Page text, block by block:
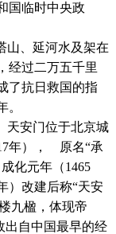
国临时中央政
、延河水及架在
经过二万五千里
了抗日救国的指
。
安门位于北京城
年）， 原名“承
化元年（1465
）改建后称“天安
九楹，体现帝
出自中国最早的经